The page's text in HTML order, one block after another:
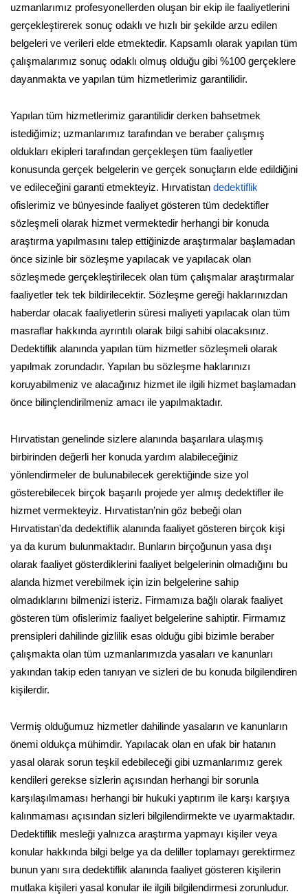
uzmanlarımız profesyonellerden oluşan bir ekip ile faaliyetlerini
gerçekleştirerek sonuç odaklı ve hızlı bir şekilde arzu edilen
belgeleri ve verileri elde etmektedir. Kapsamlı olarak yapılan tüm
çalışmalarımız sonuç odaklı olmuş olduğu gibi %100 gerçeklere
dayanmakta ve yapılan tüm hizmetlerimiz garantilidir.
Yapılan tüm hizmetlerimiz garantilidir derken bahsetmek
istediğimiz; uzmanlarımız tarafından ve beraber çalışmış
oldukları ekipleri tarafından gerçekleşen tüm faaliyetler
konusunda gerçek belgelerin ve gerçek sonuçların elde edildiğini
ve edileceğini garanti etmekteyiz. Hırvatistan dedektiflik
ofislerimiz ve bünyesinde faaliyet gösteren tüm dedektifler
sözleşmeli olarak hizmet vermektedir herhangi bir konuda
araştırma yapılmasını talep ettiğinizde araştırmalar başlamadan
önce sizinle bir sözleşme yapılacak ve yapılacak olan
sözleşmede gerçekleştirilecek olan tüm çalışmalar araştırmalar
faaliyetler tek tek bildirilecektir. Sözleşme gereği haklarınızdan
haberdar olacak faaliyetlerin süresi maliyeti yapılacak olan tüm
masraflar hakkında ayrıntılı olarak bilgi sahibi olacaksınız.
Dedektiflik alanında yapılan tüm hizmetler sözleşmeli olarak
yapılmak zorundadır. Yapılan bu sözleşme haklarınızı
koruyabilmeniz ve alacağınız hizmet ile ilgili hizmet başlamadan
önce bilinçlendirilmeniz amacı ile yapılmaktadır.
Hırvatistan genelinde sizlere alanında başarılara ulaşmış
birbirinden değerli her konuda yardım alabileceğiniz
yönlendirmeler de bulunabilecek gerektiğinde size yol
gösterebilecek birçok başarılı projede yer almış dedektifler ile
hizmet vermekteyiz. Hırvatistan’nin göz bebeği olan
Hırvatistan'da dedektiflik alanında faaliyet gösteren birçok kişi
ya da kurum bulunmaktadır. Bunların birçoğunun yasa dışı
olarak faaliyet gösterdiklerini faaliyet belgelerinin olmadığını bu
alanda hizmet verebilmek için izin belgelerine sahip
olmadıklarını bilmenizi isteriz. Firmamıza bağlı olarak faaliyet
gösteren tüm ofislerimiz faaliyet belgelerine sahiptir. Firmamız
prensipleri dahilinde gizlilik esas olduğu gibi bizimle beraber
çalışmakta olan tüm uzmanlarımızda yasaları ve kanunları
yakından takip eden tanıyan ve sizleri de bu konuda bilgilendiren
kişilerdir.
Vermiş olduğumuz hizmetler dahilinde yasaların ve kanunların
önemi oldukça mühimdir. Yapılacak olan en ufak bir hatanın
yasal olarak sorun teşkil edebileceği gibi uzmanlarımız gerek
kendileri gerekse sizlerin açısından herhangi bir sorunla
karşılaşılmaması herhangi bir hukuki yaptırım ile karşı karşıya
kalınmaması açısından sizleri bilgilendirmekte ve uyarmaktadır.
Dedektiflik mesleği yalnızca araştırma yapmayı kişiler veya
konular hakkında bilgi belge ya da deliller toplamayı gerektirmez
bunun yanı sıra dedektiflik alanında faaliyet gösteren kişilerin
mutlaka kişileri yasal konular ile ilgili bilgilendirmesi zorunludur.